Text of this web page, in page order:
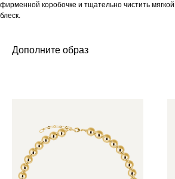
фирменной коробочке и тщательно чистить
блеск.
Дополните образ